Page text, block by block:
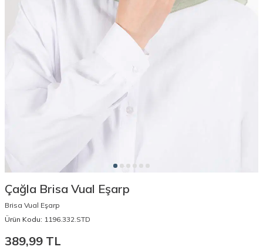
Çağla Brisa Vual Eşarp
Brisa Vual Eşarp
Ürün Kodu: 1196.332.STD
389,99 TL